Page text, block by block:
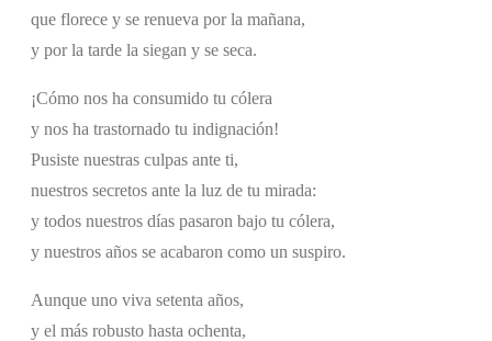
que florece y se renueva por la mañana,
y por la tarde la siegan y se seca.
¡Cómo nos ha consumido tu cólera
y nos ha trastornado tu indignación!
Pusiste nuestras culpas ante ti,
nuestros secretos ante la luz de tu mirada:
y todos nuestros días pasaron bajo tu cólera,
y nuestros años se acabaron como un suspiro.
Aunque uno viva setenta años,
y el más robusto hasta ochenta,